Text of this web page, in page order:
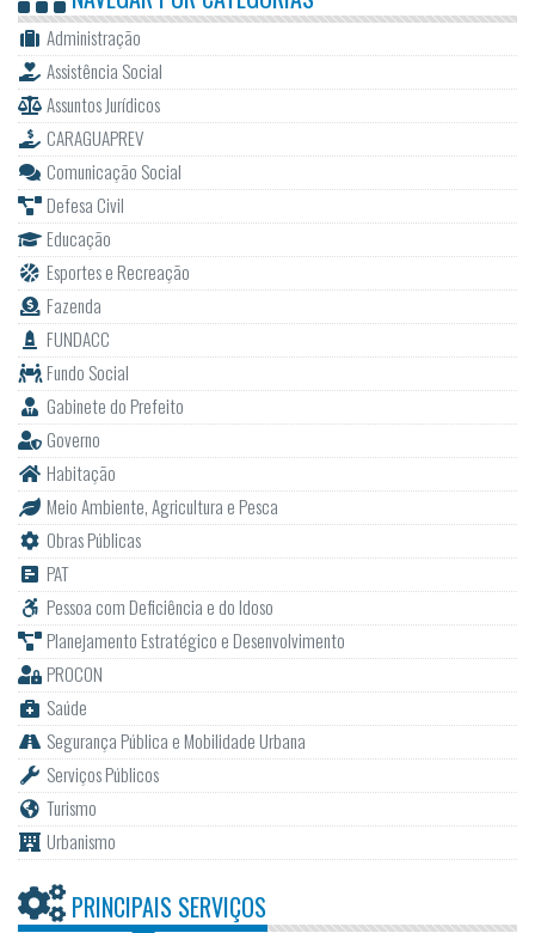
Administração
Assistência Social
Assuntos Jurídicos
CARAGUAPREV
Comunicação Social
Defesa Civil
Educação
Esportes e Recreação
Fazenda
FUNDACC
Fundo Social
Gabinete do Prefeito
Governo
Habitação
Meio Ambiente, Agricultura e Pesca
Obras Públicas
PAT
Pessoa com Deficiência e do Idoso
Planejamento Estratégico e Desenvolvimento
PROCON
Saúde
Segurança Pública e Mobilidade Urbana
Serviços Públicos
Turismo
Urbanismo
PRINCIPAIS SERVIÇOS